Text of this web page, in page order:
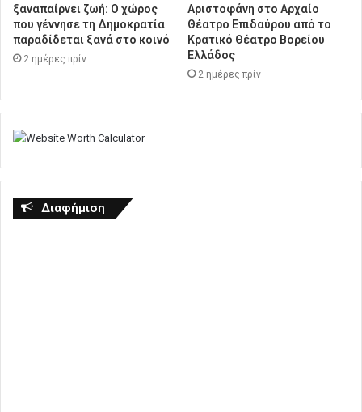
ξαναπαίρνει ζωή: Ο χώρος
που γέννησε τη Δημοκρατία
παραδίδεται ξανά στο κοινό
2 ημέρες πρίν
Αριστοφάνη στο Αρχαίο
Θέατρο Επιδαύρου από το
Κρατικό Θέατρο Βορείου
Ελλάδος
2 ημέρες πρίν
Διαφήμιση